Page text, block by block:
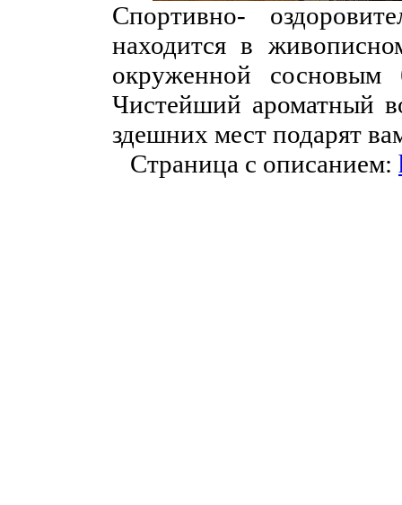
Спортивно-
находится в
окруженной
Чистейший ароматный
здешних мест подарят
Страница с описанием: